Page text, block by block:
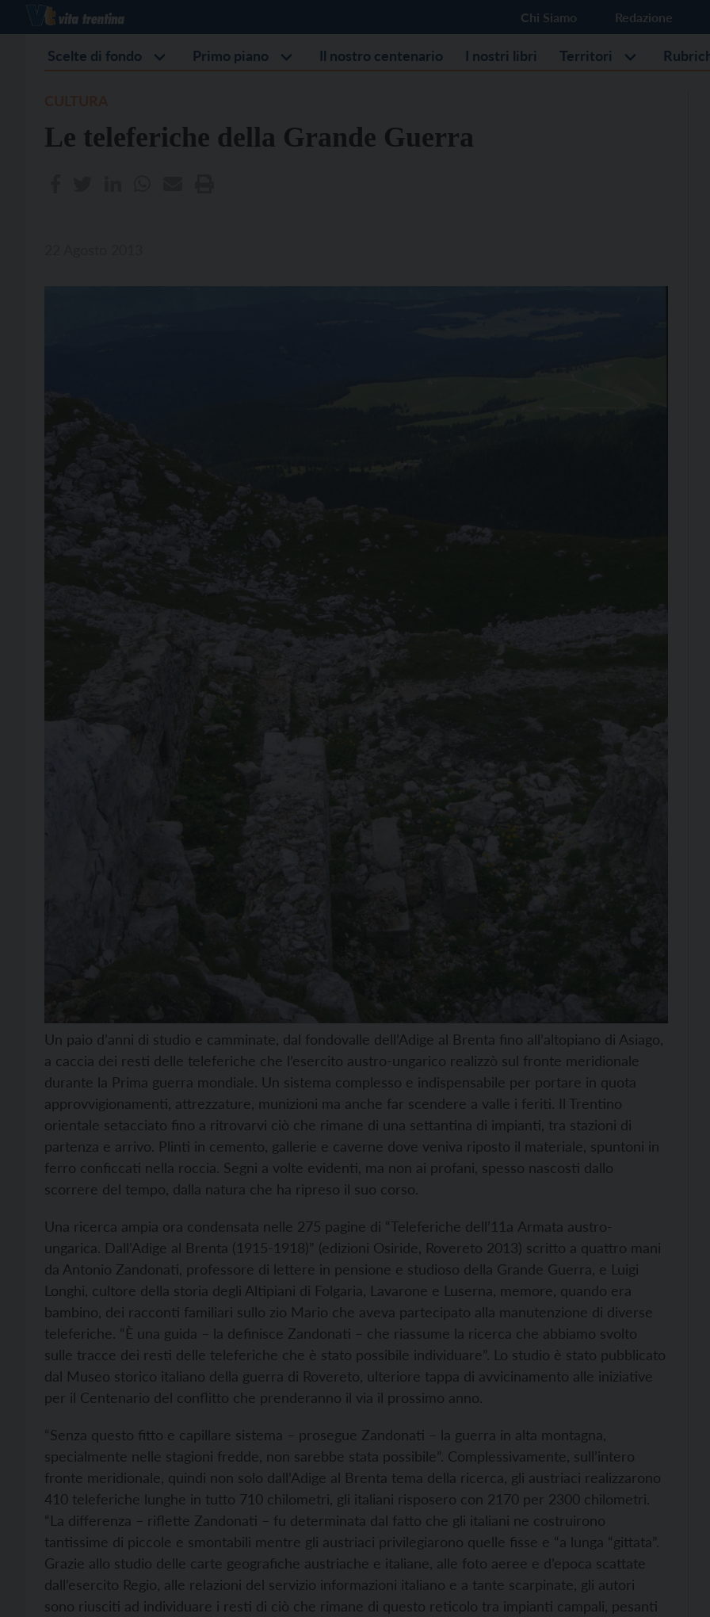
Chi Siamo Redazione
Scelte di fondo Primo piano Il nostro centenario I nostri libri Territori
Le teleferiche della Grande Guerra
Un paio d’anni di studio e camminate, dal fondovalle dell’Adige al Brenta fino all’altopiano di Asiago,
a caccia dei resti delle teleferiche che l’esercito austro-ungarico realizzò sul fronte meridionale
durante la Prima guerra mondiale. Un sistema complesso e indispensabile per portare in quota
approvvigionamenti, attrezzature, munizioni ma anche far scendere a valle i feriti. Il Trentino
orientale setacciato fino a ritrovarvi ciò che rimane di una settantina di impianti, tra stazioni di
partenza e arrivo. Plinti in cemento, gallerie e caverne dove veniva riposto il materiale, spuntoni in
ferro conficcati nella roccia. Segni a volte evidenti, ma non ai profani, spesso nascosti dallo
scorrere del tempo, dalla natura che ha ripreso il suo corso.
Una ricerca ampia ora condensata nelle 275 pagine di “Teleferiche dell’11а Armata austro-
ungarica. Dall’Adige al Brenta (1915-1918)” (edizioni Osiride, Rovereto 2013) scritto a quattro mani
da Antonio Zandonati, professore di lettere in pensione e studioso della Grande Guerra, e Luigi
Longhi, cultore della storia degli Altipiani di Folgaria, Lavarone e Luserna, memore, quando era
bambino, dei racconti familiari sullo zio Mario che aveva partecipato alla manutenzione di diverse
teleferiche. “È una guida – la definisce Zandonati – che riassume la ricerca che abbiamo svolto
sulle tracce dei resti delle teleferiche che è stato possibile individuare”. Lo studio è stato pubblicato
dal Museo storico italiano della guerra di Rovereto, ulteriore tappa di avvicinamento alle iniziative
per il Centenario del conflitto che prenderanno il via il prossimo anno.
“Senza questo fitto e capillare sistema – prosegue Zandonati – la guerra in alta montagna,
specialmente nelle stagioni fredde, non sarebbe stata possibile”. Complessivamente, sull’intero
fronte meridionale, quindi non solo dall’Adige al Brenta tema della ricerca, gli austriaci realizzarono
410 teleferiche lunghe in tutto 710 chilometri, gli italiani risposero con 2170 per 2300 chilometri.
“La differenza – riflette Zandonati – fu determinata dal fatto che gli italiani ne costruirono
tantissime di piccole e smontabili mentre gli austriaci privilegiarono quelle fisse e “a lunga “gittata”.
Grazie allo studio delle carte geografiche austriache e italiane, alle foto aeree e d’epoca scattate
dall’esercito Regio, alle relazioni del servizio informazioni italiano e a tante scarpinate, gli autori
sono riusciti ad individuare i resti di ciò che rimane di questo reticolo tra impianti campali, pesanti